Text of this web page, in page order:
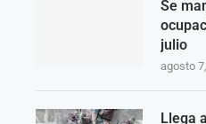
Se
julio
agosto
Llega